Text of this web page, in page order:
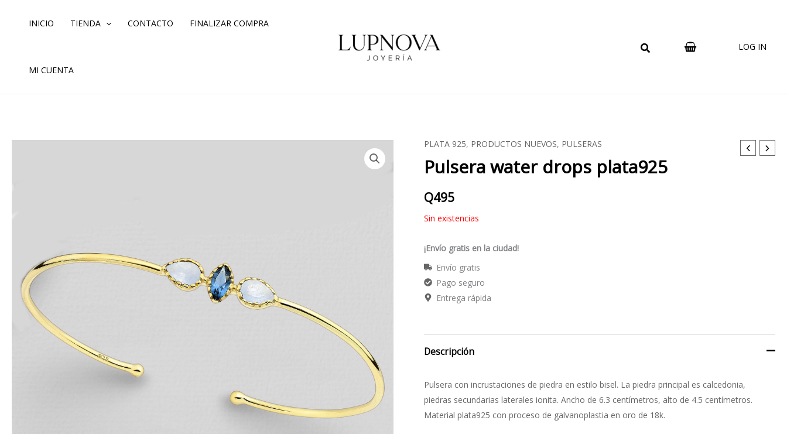
INICIO TIENDA CONTACTO FINALIZAR COMPRA
MI CUENTA
LOG IN
PLATA 925, PRODUCTOS NUEVOS, PULSERAS
Pulsera water drops plata925
Q495
Sin existencias
¡Envío gratis en la ciudad!
Envío gratis
Pago seguro
Entrega rápida
Descripción
Pulsera con incrustaciones de piedra en estilo bisel. La piedra principal es calcedonia,
piedras secundarias laterales ionita. Ancho de 6.3 centímetros, alto de 4.5 centímetros.
Material plata925 con proceso de galvanoplastia en oro de 18k.